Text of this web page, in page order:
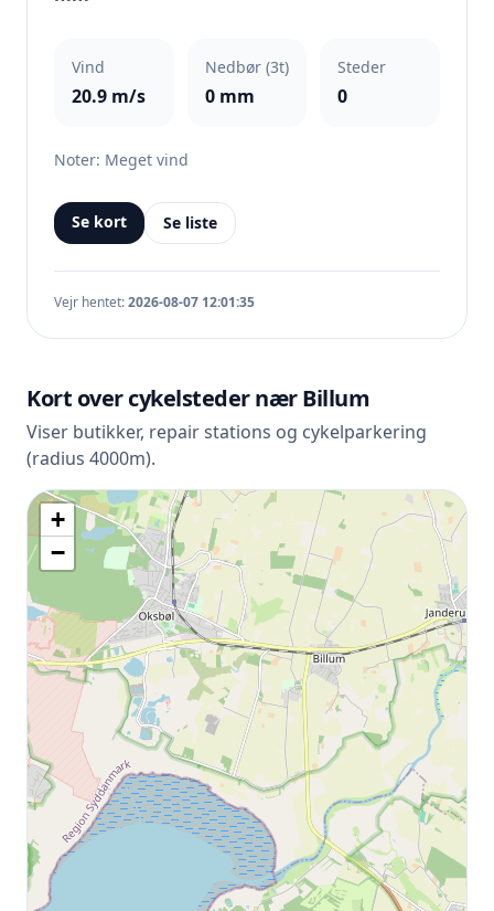
Vind
20.9 m/s
Nedbør (3t)
0 mm
Steder
0
Noter: Meget vind
Se kort Se liste
Vejr hentet:2026-08-07 12:01:35
Kort over cykelsteder nær Billum
Viser butikker, repair stations og cykelparkering
(radius 4000m).
+
−